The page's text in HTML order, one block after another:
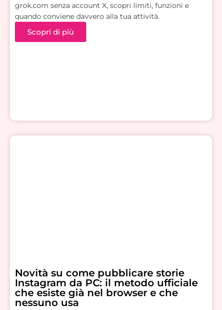
grok.com senza account X, scopri limiti, funzioni e
quando conviene davvero alla tua attività.
Scopri di più
Novità su come pubblicare storie
Instagram da PC: il metodo ufficiale
che esiste già nel browser e che
nessuno usa